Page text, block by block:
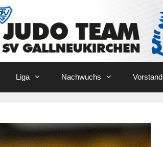
Liga Nachwuchs Vorstand